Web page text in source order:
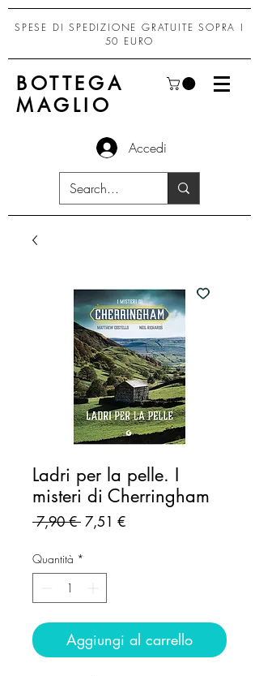
SPESE DI SPEDIZIONE GRATUITE SOPRA I
50 EURO
BOTTEGA
MAGLIO
Accedi
Ladri per la pelle. I
misteri di Cherringham
7,90 € Prezzo
7,51 €Prezzo
Quantità *
Aggiungi al carrello